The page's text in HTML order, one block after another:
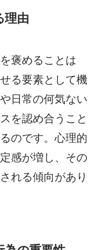
理由
褒めることは
る要素として機
日常の何気ない
を認め合うこと
のです。心理的
感が増し、その
れる傾向があり